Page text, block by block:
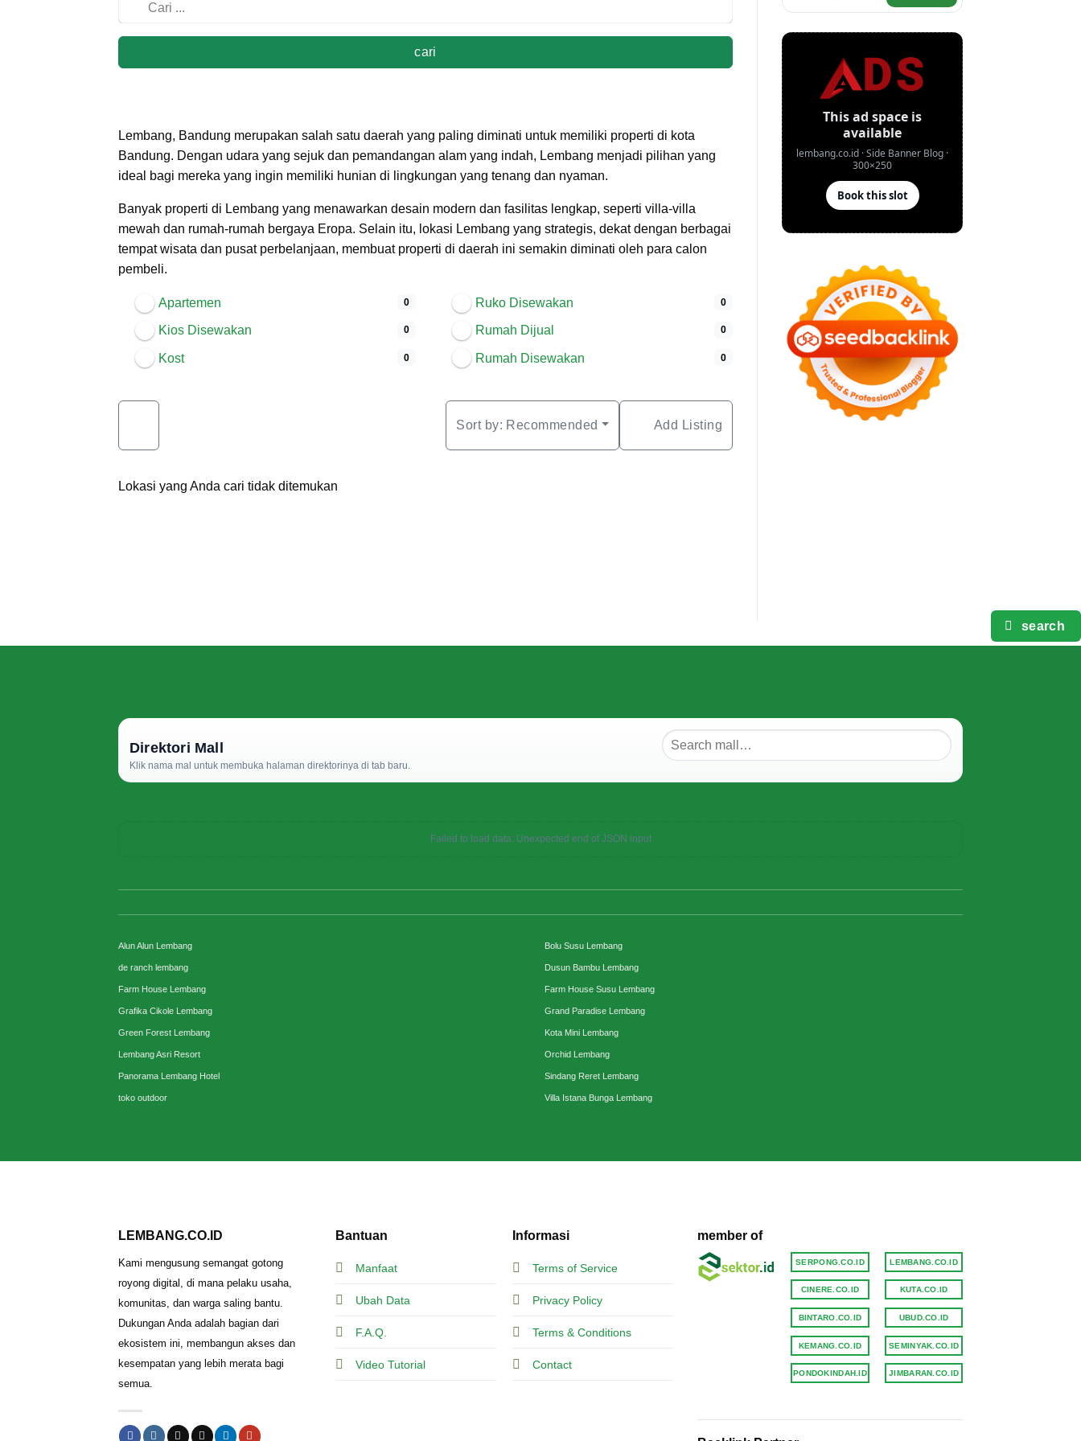
cari
Lembang, Bandung merupakan salah satu daerah yang paling diminati untuk memiliki properti di kota
Bandung. Dengan udara yang sejuk dan pemandangan alam yang indah, Lembang menjadi pilihan yang
ideal bagi mereka yang ingin memiliki hunian di lingkungan yang tenang dan nyaman.
Banyak properti di Lembang yang menawarkan desain modern dan fasilitas lengkap, seperti villa-villa
mewah dan rumah-rumah bergaya Eropa. Selain itu, lokasi Lembang yang strategis, dekat dengan berbagai
tempat wisata dan pusat perbelanjaan, membuat properti di daerah ini semakin diminati oleh para calon
pembeli.
Apartemen 0
Kios Disewakan 0
Kost 0
Ruko Disewakan 0
Rumah Dijual 0
Rumah Disewakan 0
Sort by: Recommended Add Listing
Lokasi yang Anda cari tidak ditemukan
search
Direktori Mall
Klik nama mal untuk membuka halaman direktorinya di tab baru.
Failed to load data: Unexpected end of JSON input
Alun Alun Lembang Bolu Susu Lembang
de ranch lembang Dusun Bambu Lembang
Farm House Lembang Farm House Susu Lembang
Grafika Cikole Lembang Grand Paradise Lembang
Green Forest Lembang Kota Mini Lembang
Lembang Asri Resort Orchid Lembang
Panorama Lembang Hotel Sindang Reret Lembang
toko outdoor Villa Istana Bunga Lembang
LEMBANG.CO.ID
Kami mengusung semangat gotong
royong digital, di mana pelaku usaha,
komunitas, dan warga saling bantu.
Dukungan Anda adalah bagian dari
ekosistem ini, membangun akses dan
kesempatan yang lebih merata bagi
semua.
Bantuan
Manfaat
Ubah Data
F.A.Q.
Video Tutorial
Informasi
Terms of Service
Privacy Policy
Terms & Conditions
Contact
member of
SERPONG.CO.ID
CINERE.CO.ID
BINTARO.CO.ID
KEMANG.CO.ID
PONDOKINDAH.ID
LEMBANG.CO.ID
KUTA.CO.ID
UBUD.CO.ID
SEMINYAK.CO.ID
JIMBARAN.CO.ID